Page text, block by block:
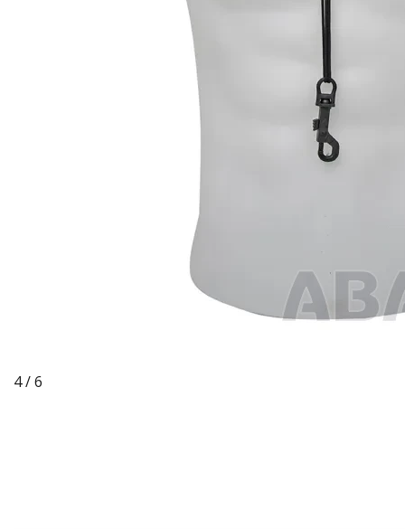
4 / 6